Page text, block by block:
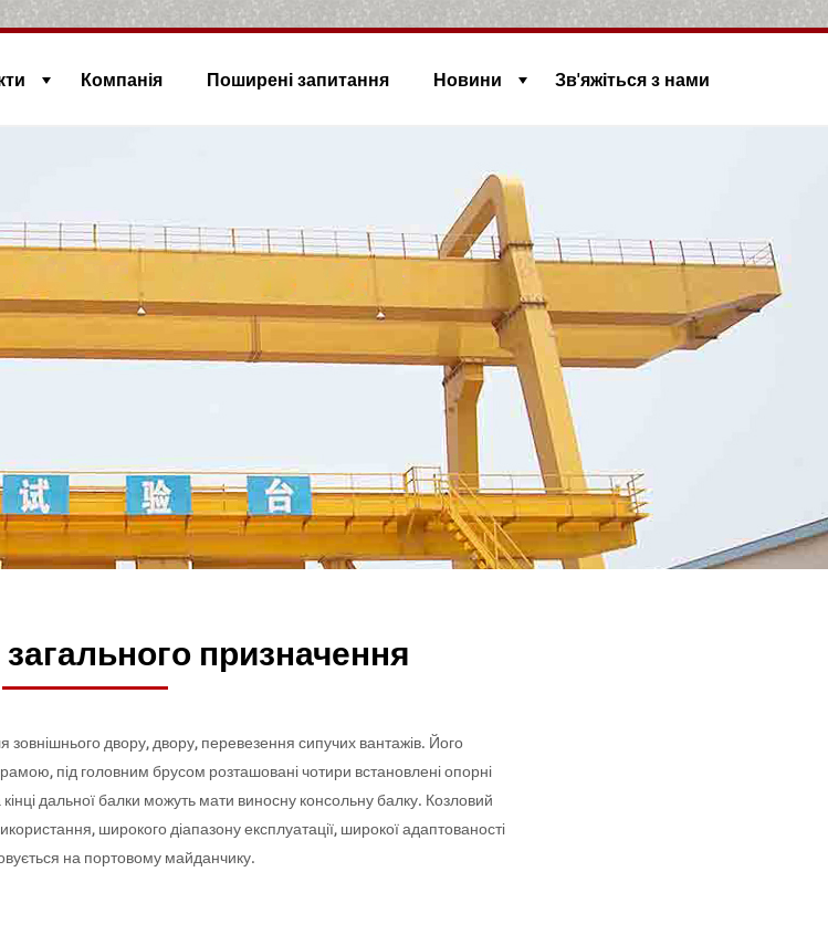
Компанія Поширені запитання Новини Зв'яжіться з нами
призначення
зовнішнього двору, двору, перевезення сипучих вантажів. Його
під головним брусом розташовані чотири встановлені опорні
дальної балки можуть мати виносну консольну балку. Козловий
широкого діапазону експлуатації, широкої адаптованості
на портовому майданчику.